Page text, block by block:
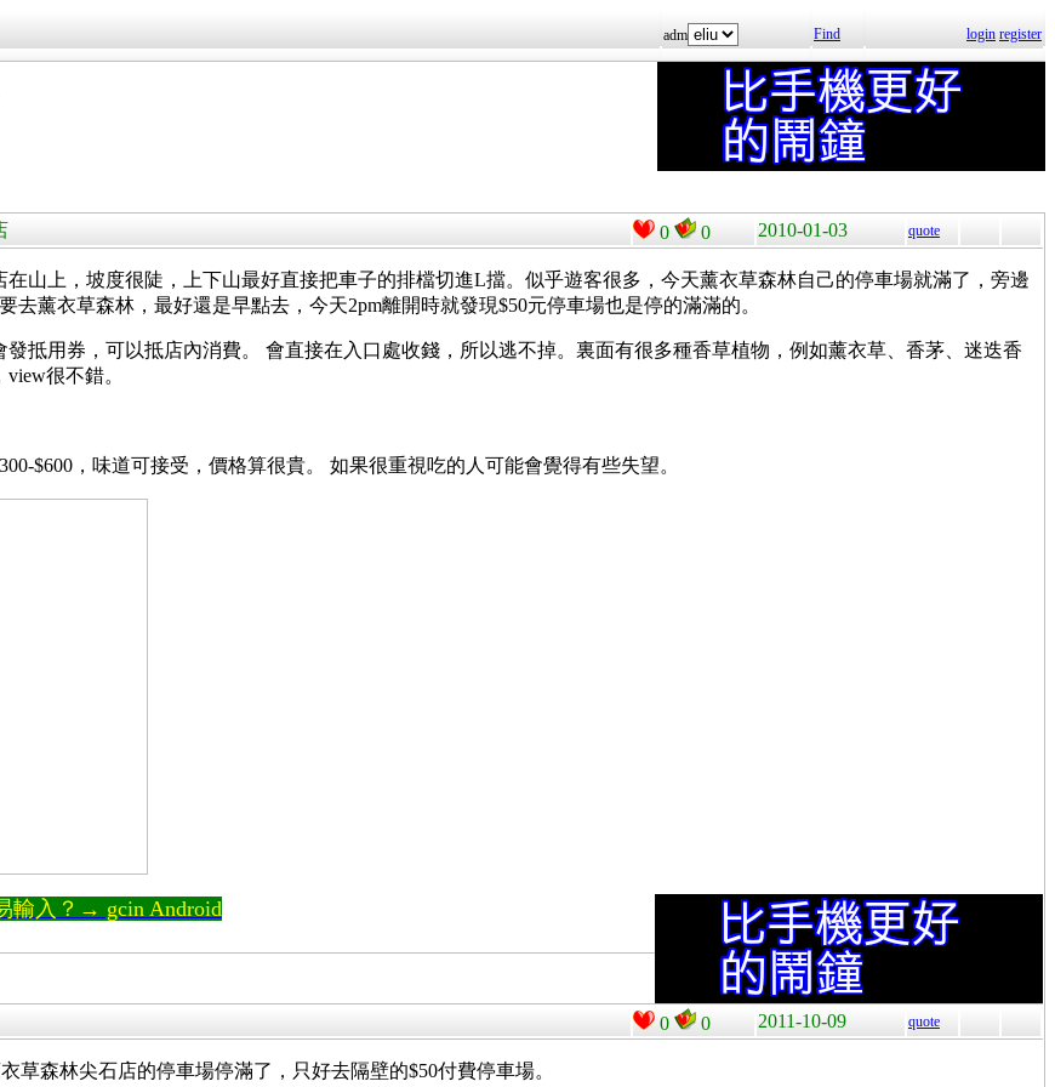
adm Find login register
0 0 2010-01-03 quote
在山上，坡度很陡，上下山最好直接把車子的排檔切進L擋。似乎遊客很多，今天薰衣草森林自己的停車場就滿了，旁邊
去薰衣草森林，最好還是早點去，今天2pm離開時就發現$50元停車場也是停的滿滿的。
抵用券，可以抵店內消費。 會直接在入口處收錢，所以逃不掉。裏面有很多種香草植物，例如薰衣草、香茅、迷迭香
很不錯。
$600，味道可接受，價格算很貴。 如果很重視吃的人可能會覺得有些失望。
輸入？→ gcin Android
0 0 2011-10-09 quote
草森林尖石店的停車場停滿了，只好去隔壁的$50付費停車場。